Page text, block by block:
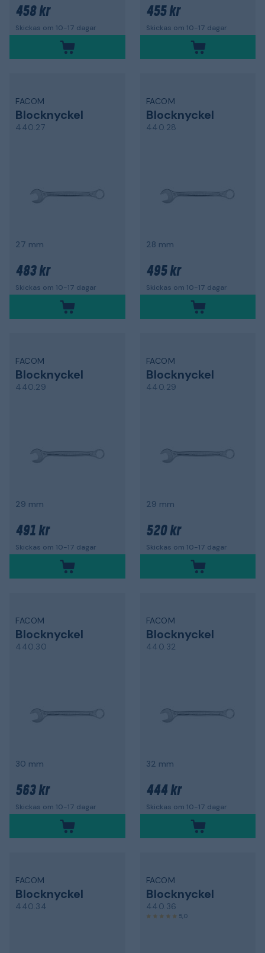
458 kr
Skickas om 10-17 dagar
455 kr
Skickas om 10-17 dagar
FACOM
Blocknyckel
440.27
27 mm
483 kr
Skickas om 10-17 dagar
FACOM
Blocknyckel
440.28
28 mm
495 kr
Skickas om 10-17 dagar
FACOM
Blocknyckel
440.29
29 mm
491 kr
Skickas om 10-17 dagar
FACOM
Blocknyckel
440.29
29 mm
520 kr
Skickas om 10-17 dagar
FACOM
Blocknyckel
440.30
30 mm
563 kr
Skickas om 10-17 dagar
FACOM
Blocknyckel
440.32
32 mm
444 kr
Skickas om 10-17 dagar
FACOM
Blocknyckel
440.34
FACOM
Blocknyckel
440.36
5,0